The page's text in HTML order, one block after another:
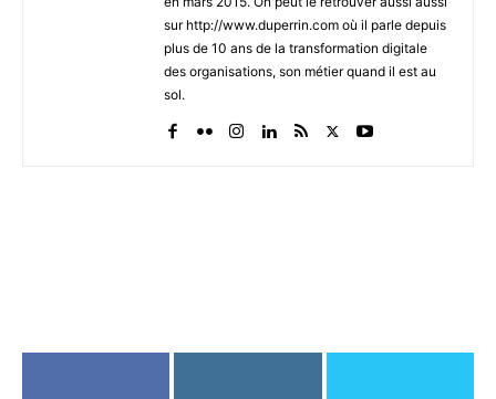
sur http://www.duperrin.com où il parle depuis
plus de 10 ans de la transformation digitale
des organisations, son métier quand il est au
sol.